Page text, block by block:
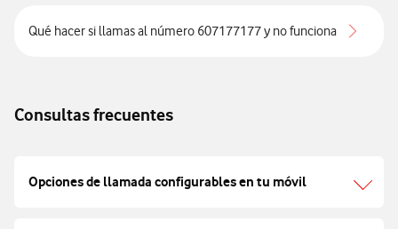
Qué hacer si llamas al número 607177177 y no funciona
Consultas frecuentes
Opciones de llamada configurables en tu móvil